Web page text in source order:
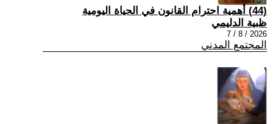
(44) أهمية احترام القانون في الحياة اليومية
ظبية الدليمي
2026 / 8 / 7
المجتمع المدني